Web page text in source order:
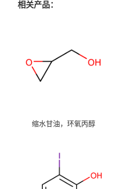
相关产品：
缩水甘油，环氧丙醇